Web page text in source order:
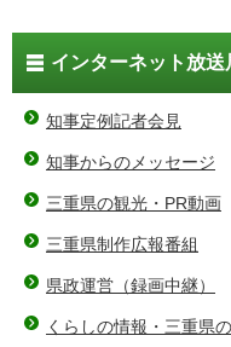
インターネット放送
知事定例記者会見
知事からのメッセージ
三重県の観光・PR動画
三重県制作広報番組
県政運営（録画中継）
くらしの情報・三重県